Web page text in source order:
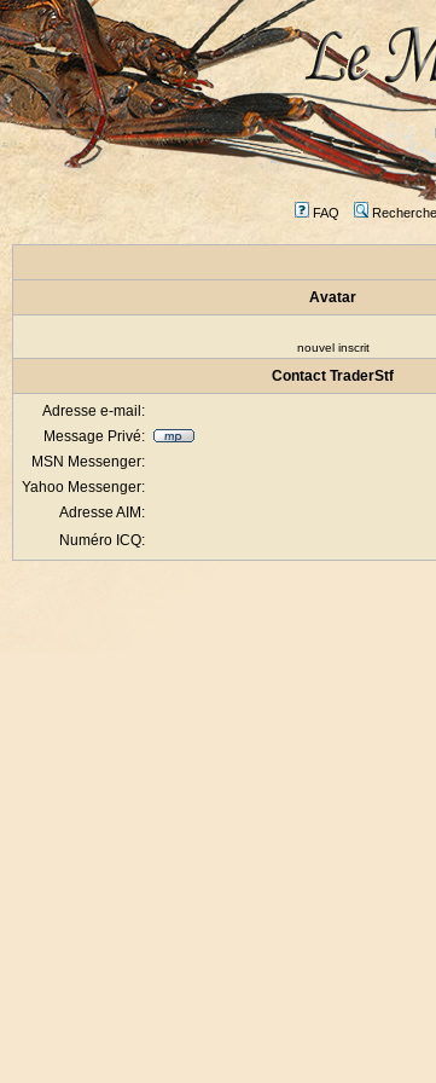
FAQ
Avatar
nouvel inscrit
Contact TraderStf
Adresse e-mail:
Message Privé:
MSN Messenger:
Yahoo Messenger:
Adresse AIM:
Numéro ICQ: